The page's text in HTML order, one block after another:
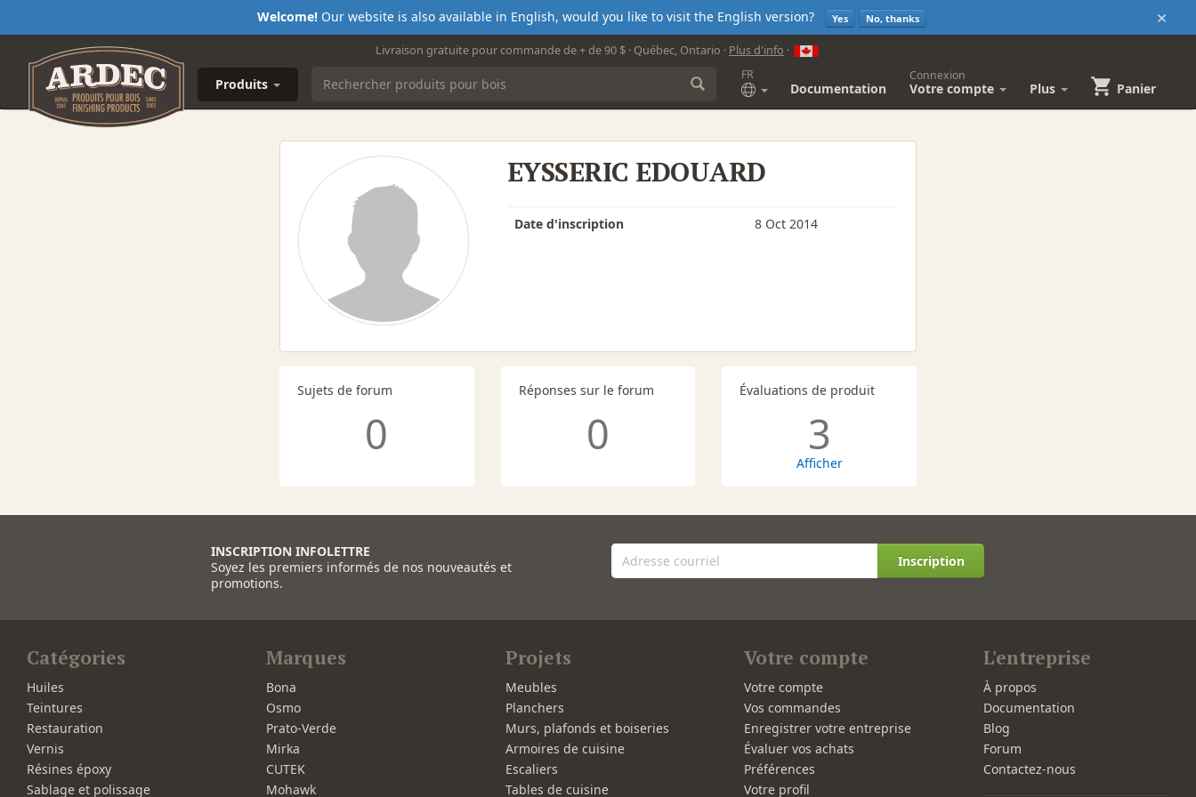
×
Welcome!Our website is also available in English, would you like to visit the English version? Yes No, thanks
Livraison gratuite pour commande de + de 90 $ · Québec, Ontario · Plus d'info ·
Produits
FR
Documentation
Connexion
Votre compte Plus Panier
EYSSERIC EDOUARD
Date d'inscription 8 Oct 2014
Sujets de forum
0
Réponses sur le forum
0
Évaluations de produit
3
Afficher
INSCRIPTION INFOLETTRE
Soyez les premiers informés de nos nouveautés et
promotions.
Inscription
Catégories
Huiles
Teintures
Restauration
Vernis
Résines époxy
Sablage et polissage
Marques
Bona
Osmo
Prato-Verde
Mirka
CUTEK
Mohawk
Projets
Meubles
Planchers
Murs, plafonds et boiseries
Armoires de cuisine
Escaliers
Tables de cuisine
Votre compte
Votre compte
Vos commandes
Enregistrer votre entreprise
Évaluer vos achats
Préférences
Votre profil
L'entreprise
À propos
Documentation
Blog
Forum
Contactez-nous